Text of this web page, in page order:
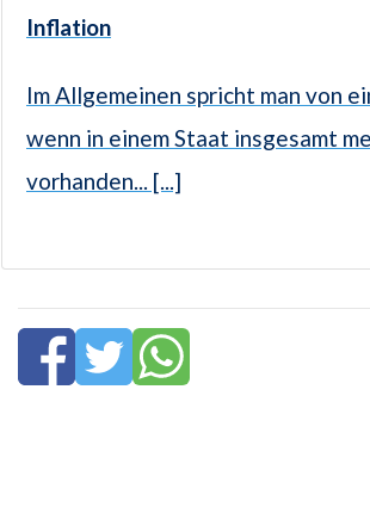
Inflation
Im Allgemeinen spricht man von
wenn in einem Staat insgesamt
vorhanden... [...]